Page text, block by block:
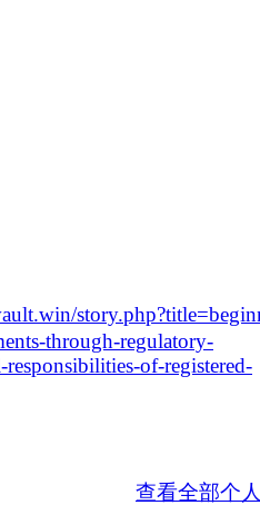
through-regulatory-
of-registered-
查看全部个